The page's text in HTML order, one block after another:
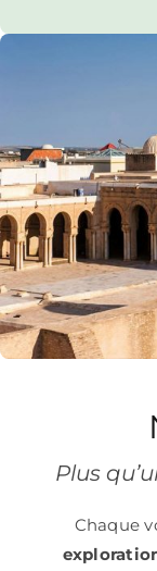
Plus
Chaque